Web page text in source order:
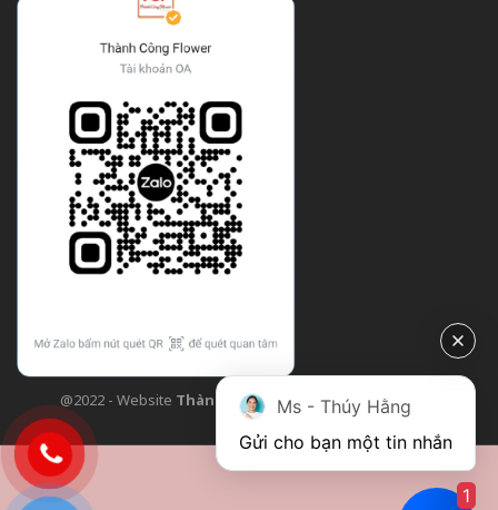
@2022 - Website Thành Công Flower| Design bởi
Ms - Thúy Hằng
Gửi cho bạn một tin nhắn
1